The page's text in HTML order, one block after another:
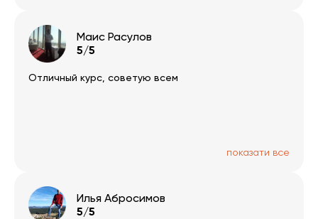
Маис Расулов
5/5
Отличный курс, советую всем
показати все
Илья Абросимов
5/5